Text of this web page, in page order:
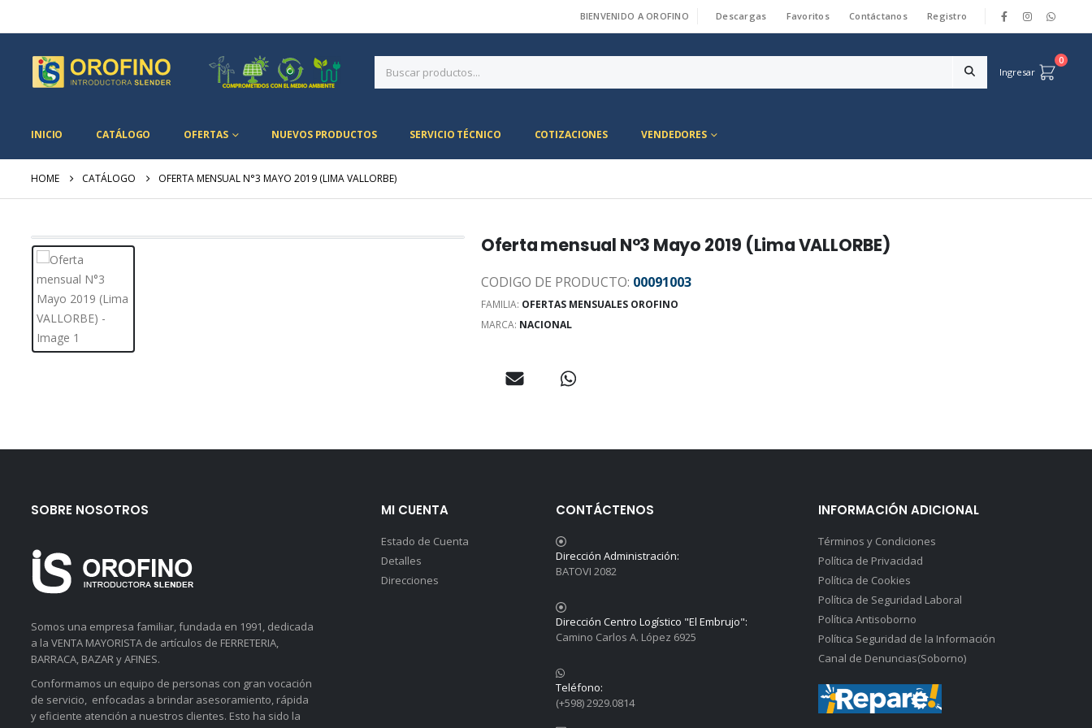
BIENVENIDO A OROFINO Descargas Favoritos Contáctanos Registro
Ingresar
0
INICIO CATÁLOGO OFERTAS NUEVOS PRODUCTOS SERVICIO TÉCNICO COTIZACIONES VENDEDORES
HOME CATÁLOGO OFERTA MENSUAL N°3 MAYO 2019 (LIMA VALLORBE)
Oferta mensual N°3 Mayo 2019 (Lima VALLORBE)
CODIGO DE PRODUCTO: 00091003
FAMILIA: OFERTAS MENSUALES OROFINO
MARCA: NACIONAL
SOBRE NOSOTROS
Somos una empresa familiar, fundada en 1991, dedicada
a la VENTA MAYORISTA de artículos de FERRETERIA,
BARRACA, BAZAR y AFINES.
Conformamos un equipo de personas con gran vocación
de servicio, enfocadas a brindar asesoramiento, rápida
y eficiente atención a nuestros clientes. Esto ha sido la
MI CUENTA
Estado de Cuenta
Detalles
Direcciones
CONTÁCTENOS
Dirección Administración:
BATOVI 2082
Dirección Centro Logístico "El Embrujo":
Camino Carlos A. López 6925
Teléfono:
(+598) 2929.0814
INFORMACIÓN ADICIONAL
Términos y Condiciones
Política de Privacidad
Política de Cookies
Política de Seguridad Laboral
Política Antisoborno
Política Seguridad de la Información
Canal de Denuncias(Soborno)